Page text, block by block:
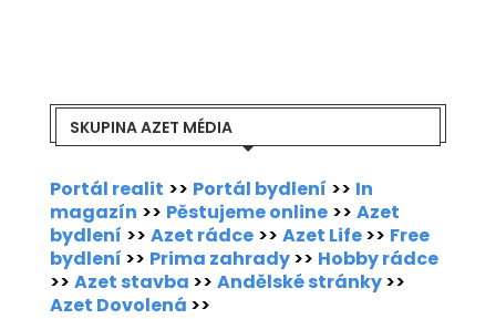
SKUPINA AZET MÉDIA
Portál realit >> Portál bydlení >> In
magazín >> Pěstujeme online >> Azet
bydlení >> Azet rádce >> Azet Life>> Free
bydlení >> Prima zahrady>> Hobby rádce
>> Azet stavba >> Andělské stránky>>
Azet Dovolená >>